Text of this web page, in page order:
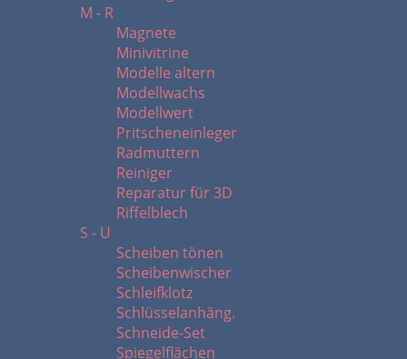
M - R
Magnete
Minivitrine
Modelle altern
Modellwachs
Modellwert
Pritscheneinleger
Radmuttern
Reiniger
Reparatur für 3D
Riffelblech
S - U
Scheiben tönen
Scheibenwischer
Schleifklotz
Schlüsselanhäng.
Schneide-Set
Spiegelflächen